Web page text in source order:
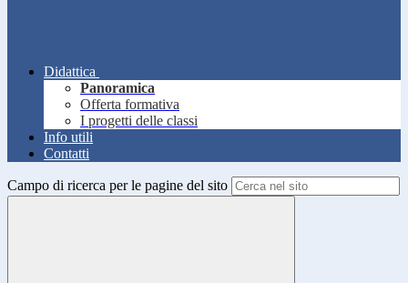
Didattica
Panoramica
Offerta formativa
I progetti delle classi
Info utili
Contatti
Campo di ricerca per le pagine del sito